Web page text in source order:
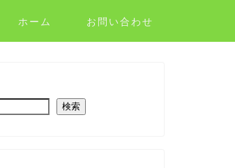
ホーム お問い合わせ
検索